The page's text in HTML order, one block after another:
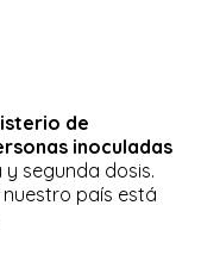
de
inoculadas
segunda dosis.
país está